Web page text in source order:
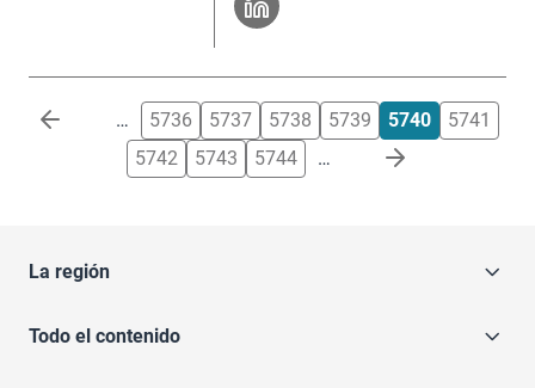
Paginación … 5736 5737 5738 5739 5740
5741
5742
5743 5744 …
La región
Todo el contenido